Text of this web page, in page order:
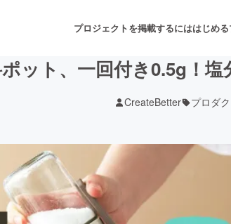
プロジェクトを掲載するにははじめる
音楽
ゲーム・サービス開発
ット、一回付き0.5g！
CreateBetter プロダ